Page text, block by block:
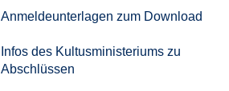
Anmeldeunterlagen zum Download
Infos des Kultusministeriums zu
Abschlüssen